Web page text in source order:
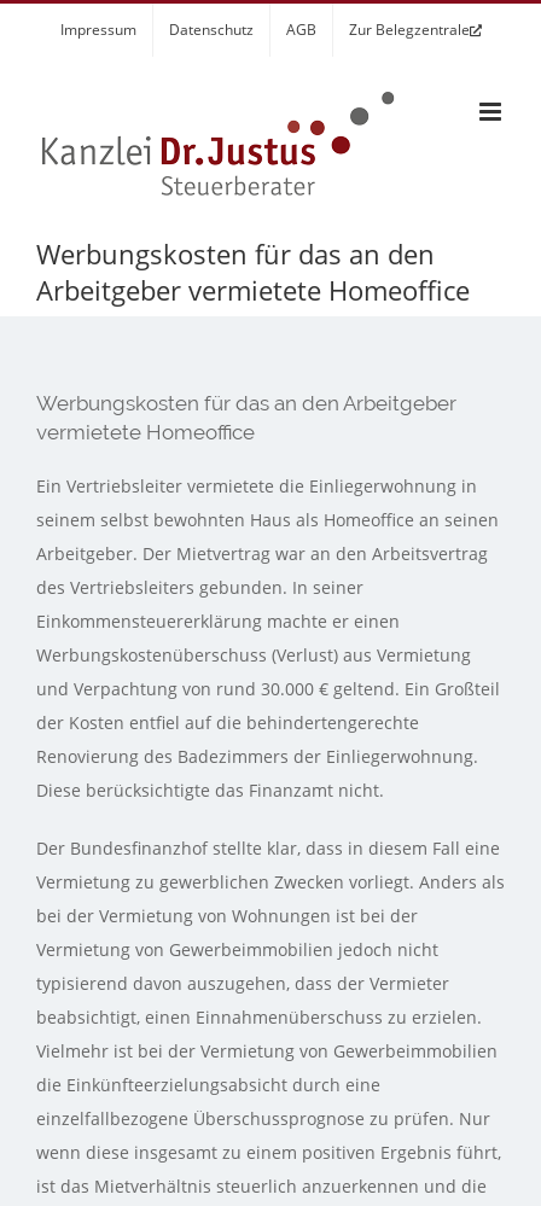
Impressum Datenschutz AGB Zur Belegzentrale
Werbungskosten für das an den
Arbeitgeber vermietete Homeoffice
Werbungskosten für das an den Arbeitgeber
vermietete Homeoffice
Ein Vertriebsleiter vermietete die Einliegerwohnung in
seinem selbst bewohnten Haus als Homeoffice an seinen
Arbeitgeber. Der Mietvertrag war an den Arbeitsvertrag
des Vertriebsleiters gebunden. In seiner
Einkommensteuererklärung machte er einen
Werbungskostenüberschuss (Verlust) aus Vermietung
und Verpachtung von rund 30.000 € geltend. Ein Großteil
der Kosten entfiel auf die behindertengerechte
Renovierung des Badezimmers der Einliegerwohnung.
Diese berücksichtigte das Finanzamt nicht.
Der Bundesfinanzhof stellte klar, dass in diesem Fall eine
Vermietung zu gewerblichen Zwecken vorliegt. Anders als
bei der Vermietung von Wohnungen ist bei der
Vermietung von Gewerbeimmobilien jedoch nicht
typisierend davon auszugehen, dass der Vermieter
beabsichtigt, einen Einnahmenüberschuss zu erzielen.
Vielmehr ist bei der Vermietung von Gewerbeimmobilien
die Einkünfteerzielungsabsicht durch eine
einzelfallbezogene Überschussprognose zu prüfen. Nur
wenn diese insgesamt zu einem positiven Ergebnis führt,
ist das Mietverhältnis steuerlich anzuerkennen und die